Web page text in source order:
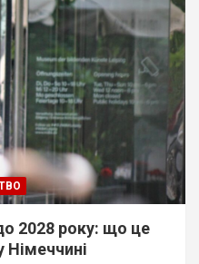
2028 року: що це
Німеччині